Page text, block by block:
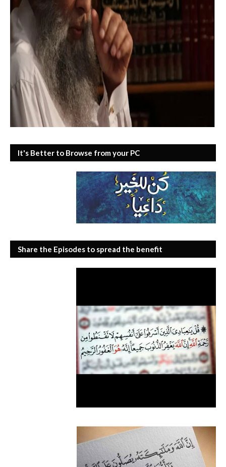
It's Better to Browse from your PC
Share the Episodes to spread the benefit